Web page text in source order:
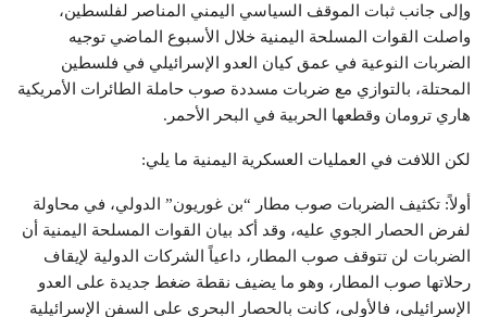
وإلى جانب ثبات الموقف السياسي اليمني المناصر لفلسطين،
واصلت القوات المسلحة اليمنية خلال الأسبوع الماضي توجيه
الضربات النوعية في عمق كيان العدو الإسرائيلي في فلسطين
المحتلة، بالتوازي مع ضربات مسددة صوب حاملة الطائرات الأمريكية
هاري ترومان وقطعها الحربية في البحر الأحمر.
لكن اللافت في العمليات العسكرية اليمنية ما يلي:
أولاً: تكثيف الضربات صوب مطار “بن غوريون” الدولي، في محاولة
لفرض الحصار الجوي عليه، وقد أكد بيان القوات المسلحة اليمنية أن
الضربات لن تتوقف صوب المطار، داعياً الشركات الدولية لإيقاف
رحلاتها صوب المطار، وهو ما يضيف نقطة ضغط جديدة على العدو
الإسرائيلي، فالأولى، كانت بالحصار البحري على السفن الإسرائيلية